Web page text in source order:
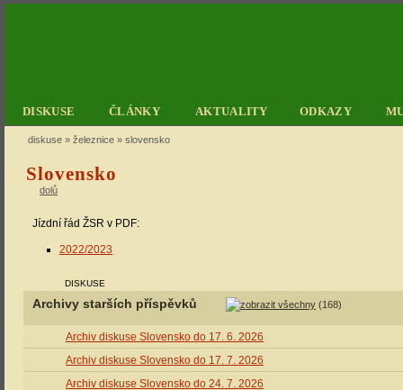
DISKUSE ČLÁNKY AKTUALITY ODKAZY
diskuse » železnice » slovensko
Slovensko
dolů
Jízdní řád ŽSR v PDF:
2022/2023
DISKUSE
Archivy starších příspěvků (168)
Archiv diskuse Slovensko do 17. 6. 2026
Archiv diskuse Slovensko do 17. 7. 2026
Archiv diskuse Slovensko do 24. 7. 2026